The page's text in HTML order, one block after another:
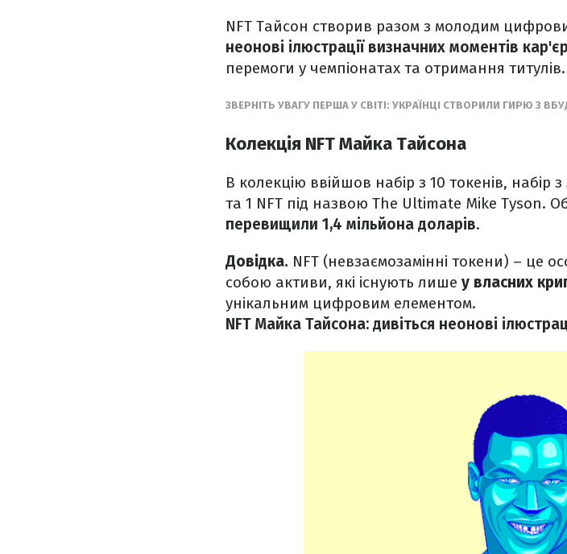
NFT Тайсон створив разом з молодим
неонові ілюстрації визначних моментів
перемоги у чемпіонатах та отримання титулів.
ЗВЕРНІТЬ УВАГУ ПЕРША У СВІТІ: УКРАЇНЦІ СТВОРИЛИ ГИРЮ З
Колекція NFT Майка Тайсона
В колекцію ввійшов набір з 10 токенів, набір
та 1 NFT під назвою The Ultimate Mike Tyson.
перевищили 1,4 мільйона доларів.
Довідка. NFT (невзаємозамінні токени) – це
собою активи, які існують лише у власних
унікальним цифровим елементом.
NFT Майка Тайсона: дивіться неонові